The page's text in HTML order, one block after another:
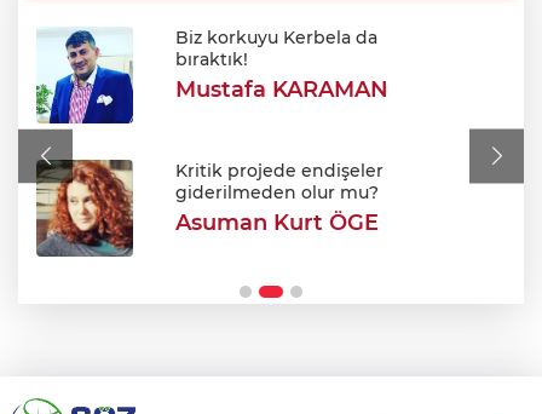
Hürmüz Boğazı açılacak mı? İran'dan
ABD'ye sert açıklama
Acılı aileleri tehdit eden siber zorbalar
Biz korkuyu Kerbela da
bıraktık!
Mustafa KARAMAN
Kritik projede endişeler
giderilmeden olur mu?
Asuman Kurt ÖGE